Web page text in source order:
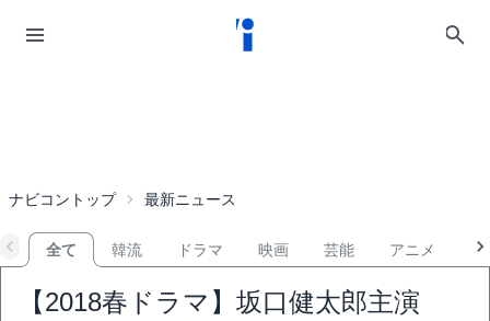
ナビコントップ 最新ニュース
全て 韓流 ドラマ 映画 芸能 アニメ
【2018春ドラマ】坂口健太郎主演